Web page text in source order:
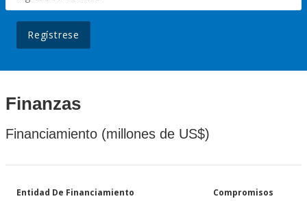
Regístrese
Finanzas
Financiamiento (millones de US$)
Entidad De Financiamiento Compromisos